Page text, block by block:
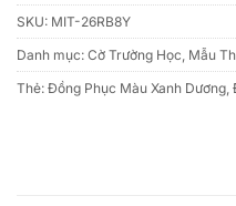
SKU: MIT-26RB8Y
Danh mục: Cờ Trường Học, Mẫu
Thẻ: Đồng Phục Màu Xanh Dương,